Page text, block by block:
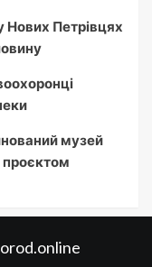
Петрівцях
музей
проєктом